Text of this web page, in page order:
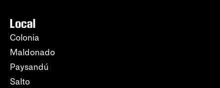
Local
Colonia
Maldonado
Paysandú
Salto